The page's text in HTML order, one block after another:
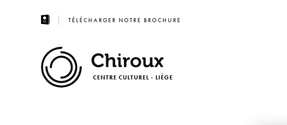
TÉLÉCHARGER NOTRE BROCHURE
CENTRE CULTUREL - LIÈGE